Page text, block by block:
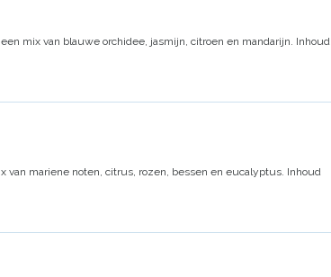
mix van blauwe orchidee, jasmijn, citroen en mandarijn. Inhoud
van mariene noten, citrus, rozen, bessen en eucalyptus. Inhoud